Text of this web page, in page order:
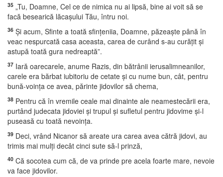
35 „Tu, Doamne, Cel ce de nimica nu ai lipsă, bine ai voit să se
facă besearică lăcaşului Tău, întru noi.
36 Şi acum, Sfinte a toată sfinţeniia, Doamne, păzeaşte până în
veac nespurcată casa aceasta, carea de curând s-au curăţit şi
astupă toată gura nedreaptă”.
37 Iară oarecarele, anume Razis, din bătrânii ierusalimneanilor,
carele era bărbat iubitoriu de cetate şi cu nume bun, cât, pentru
bună-voinţa ce avea, părinte jidovilor să chema,
38 Pentru că în vremile ceale mai dinainte ale neamestecării era,
purtând judecata jidoviei şi trupul şi sufletul pentru jidovime şi-l
puseasă cu toată nevoinţa.
39 Deci, vrând Nicanor să areate ura carea avea cătră jidovi, au
trimis mai mulţi decât cinci sute să-l prinză,
40 Că socotea cum că, de va prinde pre acela foarte mare, nevoie
va face jidovilor.